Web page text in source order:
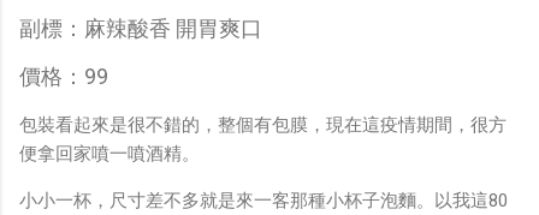
副標：麻辣酸香 開胃爽口
價格：99
包裝看起來是很不錯的，整個有包膜，現在這疫情期間，很方
便拿回家噴一噴酒精。
小小一杯，尺寸差不多就是來一客那種小杯子泡麵。以我這80